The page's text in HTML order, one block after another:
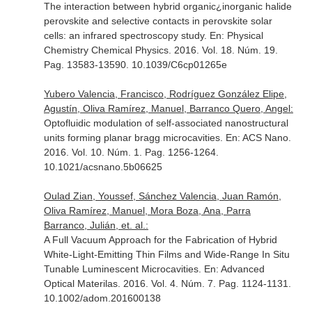
The interaction between hybrid organic¿inorganic halide
perovskite and selective contacts in perovskite solar
cells: an infrared spectroscopy study. En: Physical
Chemistry Chemical Physics. 2016. Vol. 18. Núm. 19.
Pag. 13583-13590. 10.1039/C6cp01265e
Yubero Valencia, Francisco, Rodríguez González Elipe,
Agustín, Oliva Ramírez, Manuel, Barranco Quero, Angel:
Optofluidic modulation of self-associated nanostructural
units forming planar bragg microcavities. En: ACS Nano.
2016. Vol. 10. Núm. 1. Pag. 1256-1264.
10.1021/acsnano.5b06625
Oulad Zian, Youssef, Sánchez Valencia, Juan Ramón,
Oliva Ramírez, Manuel, Mora Boza, Ana, Parra
Barranco, Julián, et. al.:
A Full Vacuum Approach for the Fabrication of Hybrid
White-Light-Emitting Thin Films and Wide-Range In Situ
Tunable Luminescent Microcavities. En: Advanced
Optical Materilas. 2016. Vol. 4. Núm. 7. Pag. 1124-1131.
10.1002/adom.201600138